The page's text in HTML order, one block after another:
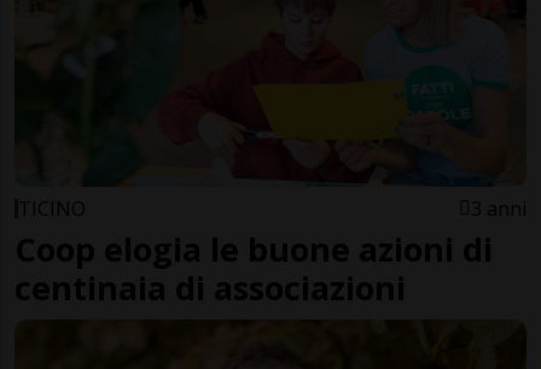
TICINO 3 anni
Coop elogia le buone azioni di
centinaia di associazioni